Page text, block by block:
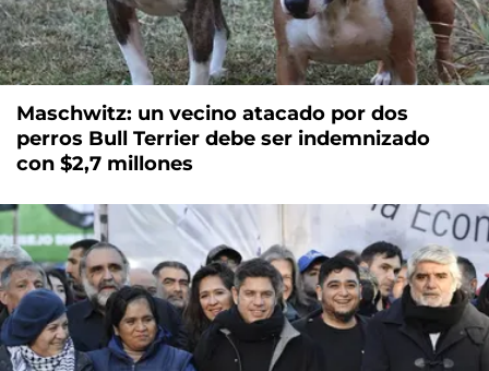
Maschwitz: un vecino atacado por dos
perros Bull Terrier debe ser indemnizado
con $2,7 millones